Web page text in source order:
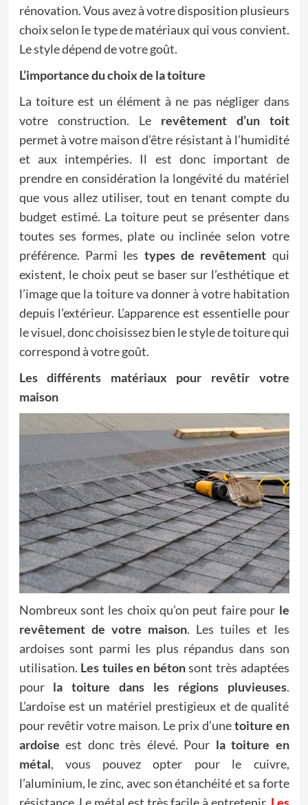
rénovation. Vous avez à votre disposition plusieurs
choix selon le type de matériaux qui vous convient.
Le style dépend de votre goût.
L’importance du choix de la toiture
La toiture est un élément à ne pas négliger dans
votre construction. Le revêtement d’un toit
permet à votre maison d’être résistant à l’humidité
et aux intempéries. Il est donc important de
prendre en considération la longévité du matériel
que vous allez utiliser, tout en tenant compte du
budget estimé. La toiture peut se présenter dans
toutes ses formes, plate ou inclinée selon votre
préférence. Parmi les types de revêtement qui
existent, le choix peut se baser sur l’esthétique et
l’image que la toiture va donner à votre habitation
depuis l’extérieur. L’apparence est essentielle pour
le visuel, donc choisissez bien le style de toiture qui
correspond à votre goût.
Les différents matériaux pour revêtir votre
maison
Nombreux sont les choix qu’on peut faire pour le
revêtement de votre maison. Les tuiles et les
ardoises sont parmi les plus répandus dans son
utilisation. Les tuiles en bétonsont très adaptées
pour la toiture dans les régions pluvieuses.
L’ardoise est un matériel prestigieux et de qualité
pour revêtir votre maison. Le prix d’unetoiture en
ardoise est donc très élevé. Pour la toiture en
métal, vous pouvez opter pour le cuivre,
l’aluminium, le zinc, avec son étanchéité et sa forte